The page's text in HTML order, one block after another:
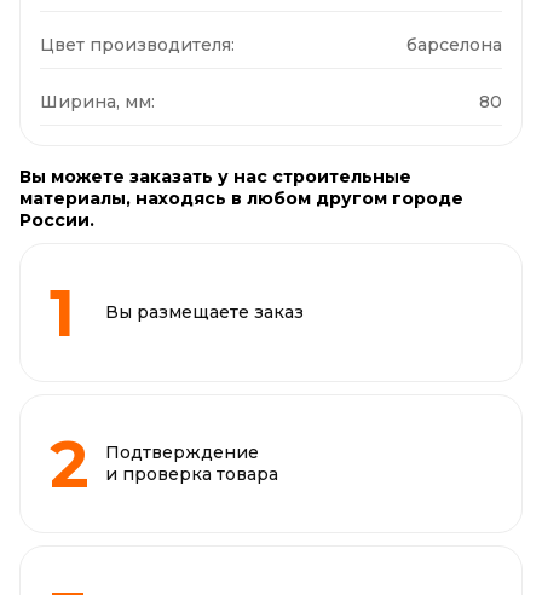
Цвет производителя: барселона
Ширина, мм: 80
Вы можете заказать у нас строительные
материалы, находясь в любом другом городе
России.
Вы размещаете заказ
Подтверждение
и проверка товара